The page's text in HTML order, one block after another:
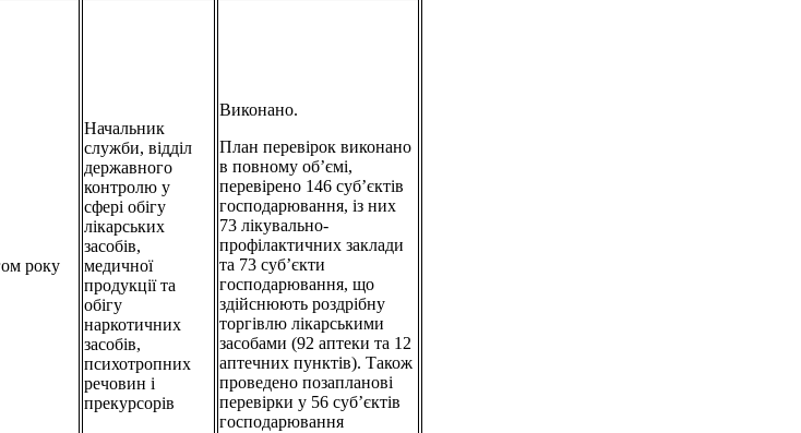
року
Начальник
служби, відділ
державного
контролю у
сфері обігу
лікарських
засобів,
медичної
продукції та
обігу
наркотичних
засобів,
психотропних
речовин і
прекурсорів
Виконано.
План перевірок виконано
в повному об’ємі,
перевірено 146 суб’єктів
господарювання, із них
73 лікувально-
профілактичних заклади
та 73 суб’єкти
господарювання, що
здійснюють роздрібну
торгівлю лікарськими
засобами (92 аптеки та 12
аптечних пунктів). Також
проведено позапланові
перевірки у 56 суб’єктів
господарювання